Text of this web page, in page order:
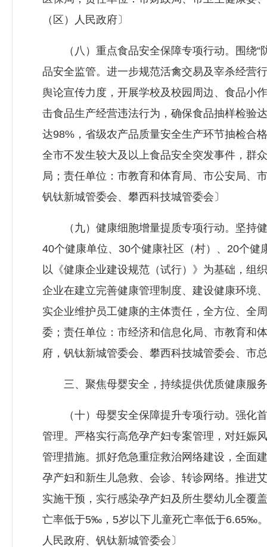
（区）人民政府〕
（八）重点食品安全保障专项行动。围绕“
品安全监管。进一步规范活禽交易及宰杀经营
舆论宣传力度，开展学校及校园周边、食品小
击食品生产经营违法行为，确保食品抽样检验
达98%，省级农产品质量安全生产环节抽检合
全市不发生较大及以上食品安全突发事件，群
局；责任单位：市教育和体育局、市公安局、
钒钛新城管委会、攀西科技城管委会〕
（九）健康细胞增量提质专项行动。坚持健
40个健康单位、30个健康社区（村）、20个健
以《健康企业建设规范（试行）》为基础，组
企业在建立完善健康管理制度、建设健康环境
实企业维护员工健康的主体责任，全方位、全
委；责任单位：市经济和信息化局、市教育和
府，钒钛新城管委会、攀西科技城管委会、市
三、聚焦母婴安全，持续提供优质健康服务
（十）母婴安全保障提升专项行动。强化首
管理。严格实行高危孕产妇专案管理，对妊娠
管理措施。抓好危急重症救治网络建设，全面
孕产妇和新生儿急救、会诊、转诊网络。推进
实施干预，实行感染孕产妇及所生婴幼儿全覆
亡率低于5‰，5岁以下儿童死亡率低于6.65‰
人民政府、钒钛新城管委会〕